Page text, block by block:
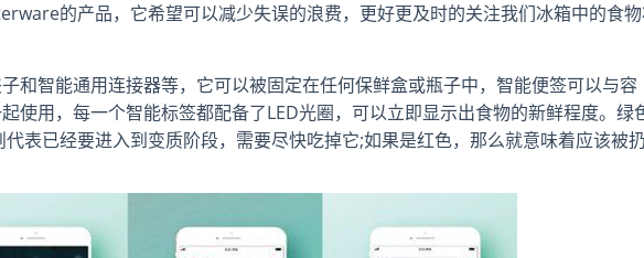
的产品，它希望可以减少失误的浪费，更好更及时的关注我们冰箱中的食
和智能通用连接器等，它可以被固定在任何保鲜盒或瓶子中，智能便签可以与容
使用，每一个智能标签都配备了LED光圈，可以立即显示出食物的新鲜程度。绿
表已经要进入到变质阶段，需要尽快吃掉它;如果是红色，那么就意味着应该被